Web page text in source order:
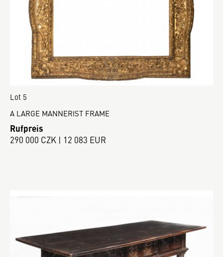
Lot 5
A LARGE MANNERIST FRAME
Rufpreis
290 000 CZK | 12 083 EUR